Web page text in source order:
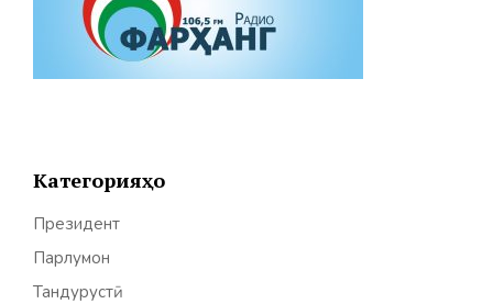
Категорияҳо
Президент
Парлумон
Тандурустӣ